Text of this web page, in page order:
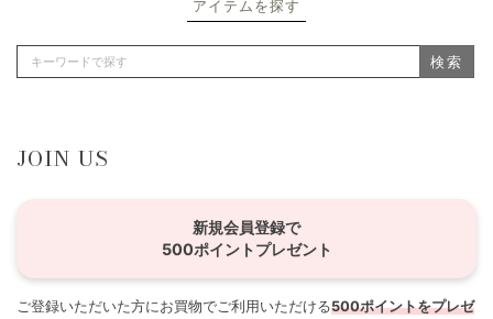
アイテムを探す
検索
JOIN US
新規会員登録で
500ポイントプレゼント
ご登録いただいた方にお買物でご利用いただける500ポイントをプレゼ